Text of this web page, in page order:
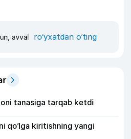
avval ro‘yxatdan o‘ting
tanasiga tarqab ketdi
qo‘lga kiritishning yangi